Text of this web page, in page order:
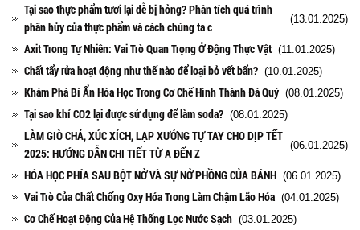
Tại sao thực phẩm tươi lại dễ bị hỏng? Phân tích quá trình
phân hủy của thực phẩm và cách chúng ta c
(13.01.2025)
Axit Trong Tự Nhiên: Vai Trò Quan Trọng Ở Động Thực Vật (11.01.2025)
Chất tẩy rửa hoạt động như thế nào để loại bỏ vết bẩn? (10.01.2025)
Khám Phá Bí Ẩn Hóa Học Trong Cơ Chế Hình Thành Đá Quý (08.01.2025)
Tại sao khí CO2 lại được sử dụng để làm soda? (08.01.2025)
LÀM GIÒ CHẢ, XÚC XÍCH, LẠP XƯỞNG TỰ TAY CHO DỊP TẾT
2025: HƯỚNG DẪN CHI TIẾT TỪ A ĐẾN Z
(06.01.2025)
HÓA HỌC PHÍA SAU BỘT NỞ VÀ SỰ NỞ PHỒNG CỦA BÁNH (06.01.2025)
Vai Trò Của Chất Chống Oxy Hóa Trong Làm Chậm Lão Hóa (04.01.2025)
Cơ Chế Hoạt Động Của Hệ Thống Lọc Nước Sạch (03.01.2025)